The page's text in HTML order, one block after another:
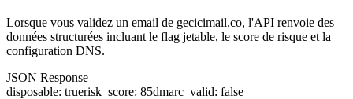
Lorsque vous validez un email de gecicimail.co, l'API renvoie des
données structurées incluant le flag jetable, le score de risque et la
configuration DNS.
JSON Response
disposable: truerisk_score: 85dmarc_valid: false